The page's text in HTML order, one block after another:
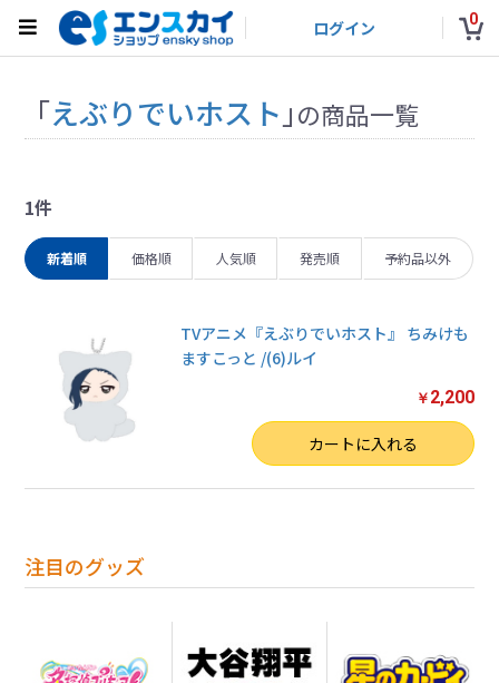
ログイン 0
注目のグッズ
「えぶりでいホスト 」の商品一覧
1件
新着順 価格順 人気順 発売順 予約品以外
TVアニメ『えぶりでいホスト』 ちみけも
ますこっと /(6)ルイ
￥ 2,200
カートに入れる